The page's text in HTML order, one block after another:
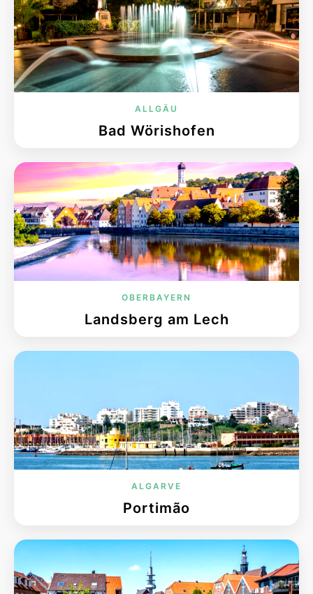
ALLGÄU
Bad Wörishofen
OBERBAYERN
Landsberg am Lech
ALGARVE
Portimão